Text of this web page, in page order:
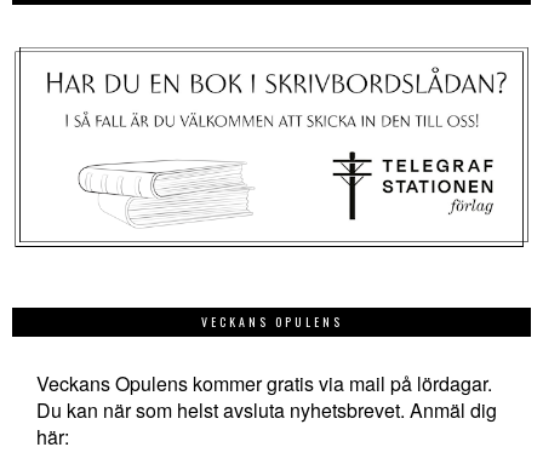
VECKANS OPULENS
Veckans Opulens kommer gratis via mail på lördagar.
Du kan när som helst avsluta nyhetsbrevet. Anmäl dig
här: